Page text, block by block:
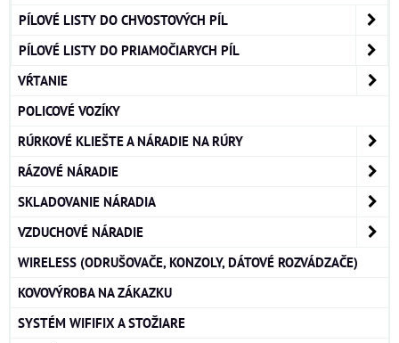
PÍLOVÉ LISTY DO CHVOSTOVÝCH PÍL
PÍLOVÉ LISTY DO PRIAMOČIARYCH PÍL
VŔTANIE
POLICOVÉ VOZÍKY
RÚRKOVÉ KLIEŠTE A NÁRADIE NA RÚRY
RÁZOVÉ NÁRADIE
SKLADOVANIE NÁRADIA
VZDUCHOVÉ NÁRADIE
WIRELESS (ODRUŠOVAČE, KONZOLY, DÁTOVÉ ROZVÁDZAČE)
KOVOVÝROBA NA ZÁKAZKU
SYSTÉM WIFIFIX A STOŽIARE